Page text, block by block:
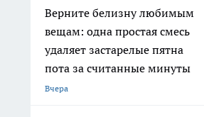
Верните белизну любимым
вещам: одна простая смесь
удаляет застарелые пятна
пота за считанные минуты
Вчера